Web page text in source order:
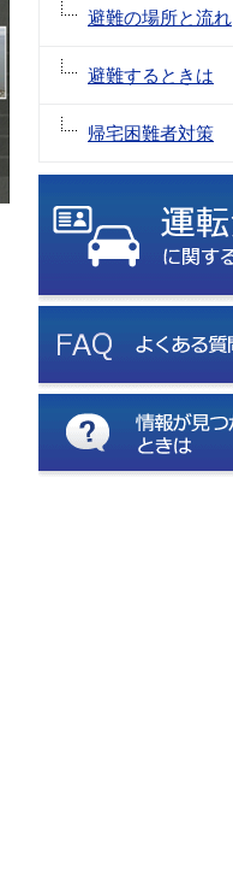
避難の場所と流れ
避難するときは
帰宅困難者対策